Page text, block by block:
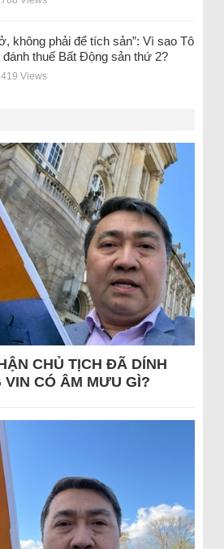
không phải để tích sản”: Vì sao Tô
đánh thuế Bất Động sản thứ 2?
Views
CHỦ TỊCH ĐÃ DÍNH
VIN CÓ ÂM MƯU GÌ?